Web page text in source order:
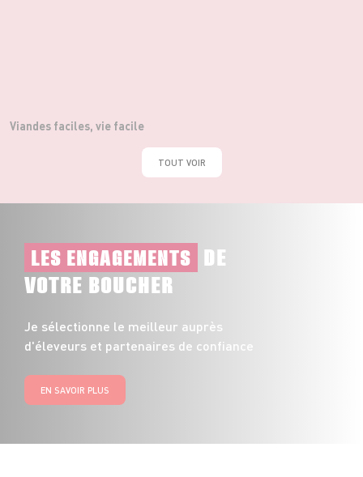
Viandes faciles, vie facile
TOUT VOIR
LES ENGAGEMENTS DE
VOTRE BOUCHER
Je sélectionne le meilleur auprès
d'éleveurs et partenaires de confiance
EN SAVOIR PLUS